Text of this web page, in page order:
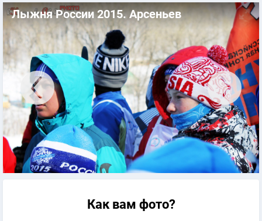
Лыжня России 2015. Арсеньев
Как вам фото?